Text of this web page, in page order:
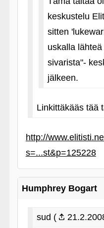
keskustelu
sitten
uskalla
sivarista"-
jälkeen.
Linkittäkääs tää
http://
s=...st&p=125228
Humphrey Bogart
sud (